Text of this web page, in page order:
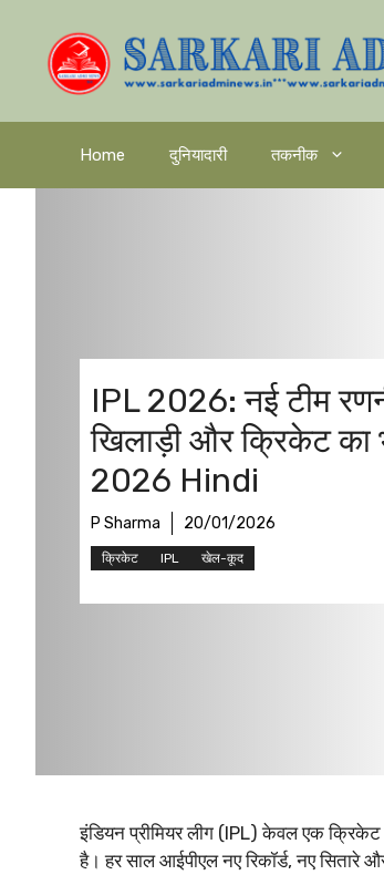
content
Home दुनियादारी तकनीक
IPL 2026: नई टीम
खिलाड़ी और क्रिकेट का
2026 Hindi
P Sharma 20/01/2026
क्रिकेट IPL खेल-कूद
इंडियन प्रीमियर लीग (IPL) केवल एक
है। हर साल आईपीएल नए रिकॉर्ड, नए